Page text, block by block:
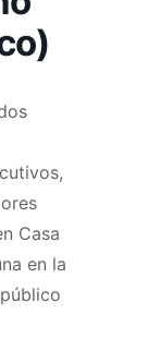
Casa
en la